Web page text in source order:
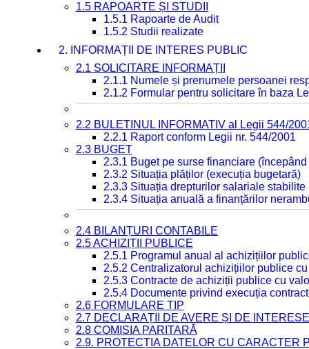
1.5 RAPOARTE ȘI STUDII
1.5.1 Rapoarte de Audit
1.5.2 Studii realizate
2. INFORMAȚII DE INTERES PUBLIC
2.1 SOLICITARE INFORMAȚII
2.1.1 Numele și prenumele persoanei
2.1.2 Formular pentru solicitare în baza
2.2 BULETINUL INFORMATIV al Legii 544/
2.2.1 Raport conform Legii nr. 544/2001
2.3 BUGET
2.3.1 Buget pe surse financiare
2.3.2 Situația plăților (execuția bugetară)
2.3.3 Situația drepturilor salariale
2.3.4 Situația anuală a finanțărilor
2.4 BILANȚURI CONTABILE
2.5 ACHIZIȚII PUBLICE
2.5.1 Programul anual al achizițiilor
2.5.2 Centralizatorul achizițiilor publice
2.5.3 Contracte de achiziții publice cu
2.5.4 Documente privind execuția
2.6 FORMULARE TIP
2.7 DECLARAȚII DE AVERE ȘI DE INTERESE
2.8 COMISIA PARITARĂ
2.9. PROTECȚIA DATELOR CU CARACTER